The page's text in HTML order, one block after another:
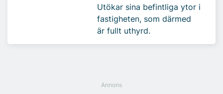
Utökar sina befintliga ytor i
fastigheten, som därmed
är fullt uthyrd.